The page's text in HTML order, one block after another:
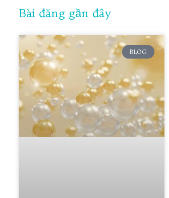
Bài đăng gần đây
BLOG